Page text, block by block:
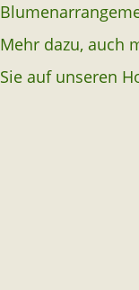
Mehr dazu, auch
Sie auf unseren